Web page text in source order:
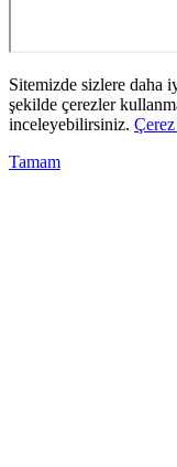
Sitemizde sizlere daha
şekilde çerezler
inceleyebilirsiniz.
Tamam